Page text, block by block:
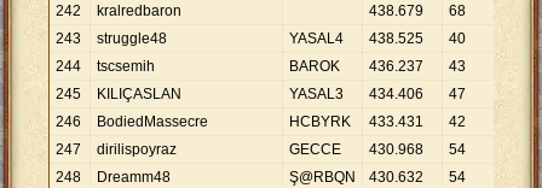
242
kralredbaron 438.679 68
243
struggle48 YASAL4 438.525 40
244
tscsemih BAROK 436.237 43
245
KILIÇASLAN YASAL3 434.406 47
246
BodiedMassecre HCBYRK 433.431 42 10
247
dirilispoyraz GECCE 430.968 54
248
Dreamm48 Ş@RBQN 430.632 54 7